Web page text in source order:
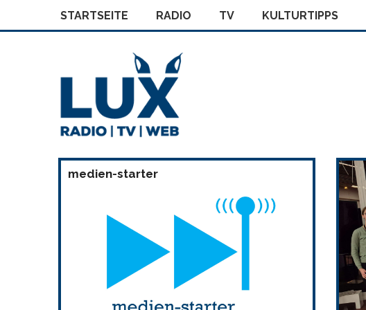
STARTSEITE RADIO TV KULTURTIPPS
medien-starter